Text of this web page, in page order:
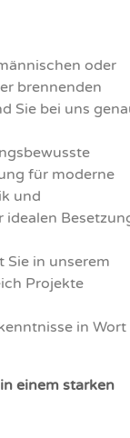
oder
brennenden
Sie bei uns
für moderne
und
idealen
Sie in unserem
Projekte
in Wort
einem starken